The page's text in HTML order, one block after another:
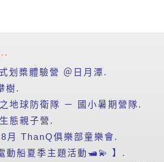
划槳體驗營 ＠日月潭.
樹.
地球防衛隊 － 國小暑期營隊.
態親子營.
月 ThanQ俱樂部童樂會.
動船夏季主題活動🛥️💫 】.